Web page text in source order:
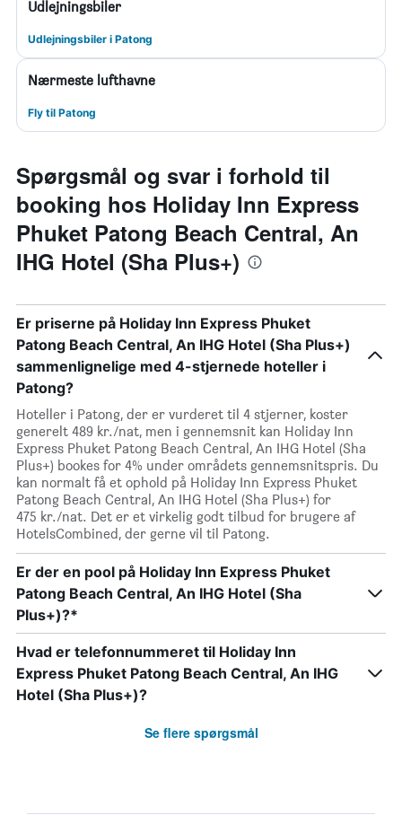
Udlejningsbiler
Udlejningsbiler i Patong
Nærmeste lufthavne
Fly til Patong
Spørgsmål og svar i forhold til
booking hos Holiday Inn Express
Phuket Patong Beach Central, An
IHG Hotel (Sha Plus+)
Er priserne på Holiday Inn Express Phuket
Patong Beach Central, An IHG Hotel (Sha Plus+)
sammenlignelige med 4-stjernede hoteller i
Patong?
Hoteller i Patong, der er vurderet til 4 stjerner, koster
generelt 489 kr./nat, men i gennemsnit kan Holiday Inn
Express Phuket Patong Beach Central, An IHG Hotel (Sha
Plus+) bookes for 4% under områdets gennemsnitspris. Du
kan normalt få et ophold på Holiday Inn Express Phuket
Patong Beach Central, An IHG Hotel (Sha Plus+) for
475 kr./nat. Det er et virkelig godt tilbud for brugere af
HotelsCombined, der gerne vil til Patong.
Er der en pool på Holiday Inn Express Phuket
Patong Beach Central, An IHG Hotel (Sha
Plus+)?*
Hvad er telefonnummeret til Holiday Inn
Express Phuket Patong Beach Central, An IHG
Hotel (Sha Plus+)?
Se flere spørgsmål